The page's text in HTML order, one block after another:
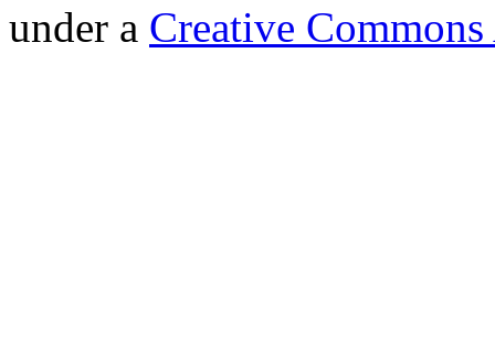
under a Creative